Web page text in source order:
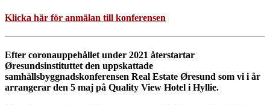
Klicka här för anmälan till konferensen
Efter coronauppehållet under 2021 återstartar
Øresundsinstituttet den uppskattade
samhällsbyggnadskonferensen Real Estate Øresund som vi i år
arrangerar den 5 maj på Quality View Hotel i Hyllie.